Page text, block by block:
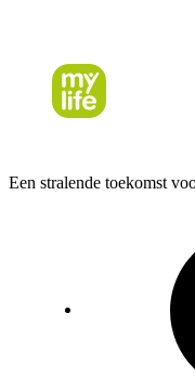
Een stralende toekomst